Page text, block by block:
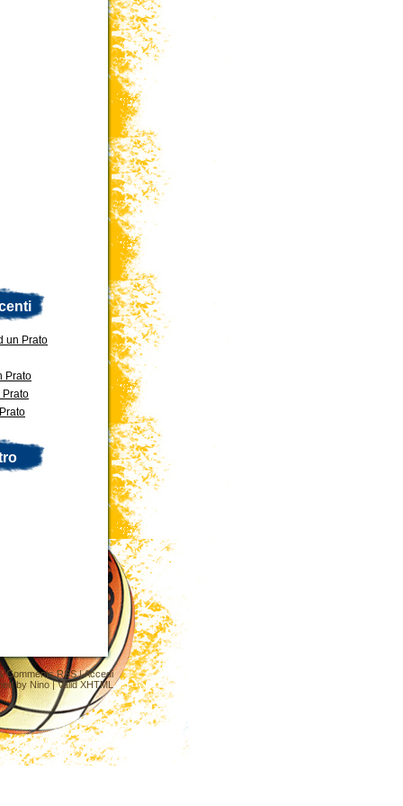
un Prato
Prato
Prato
Comments RSS|Accedi
byNino|Valid XHTML